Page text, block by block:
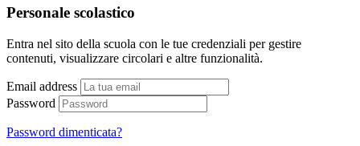
Personale scolastico
Entra nel sito della scuola con le tue credenziali per gestire
contenuti, visualizzare circolari e altre funzionalità.
Email address
Password
Password dimenticata?